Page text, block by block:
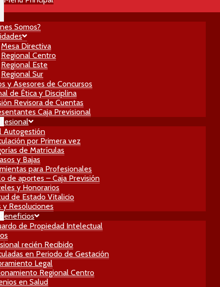
Somos?
Mesa Directiva
Regional Centro
Regional Este
Regional Sur
y Asesores de Concursos
de Ética y Disciplina
Revisora de Cuentas
Caja Previsional
Autogestión
por Primera vez
de Matrículas
y Bajas
para Profesionales
de aportes – Caja Previsión
y Honorarios
de Estado Vitalicio
y Resoluciones
de Propiedad Intelectual
recién Recibido
en Periodo de Gestación
Legal
Regional Centro
en Salud